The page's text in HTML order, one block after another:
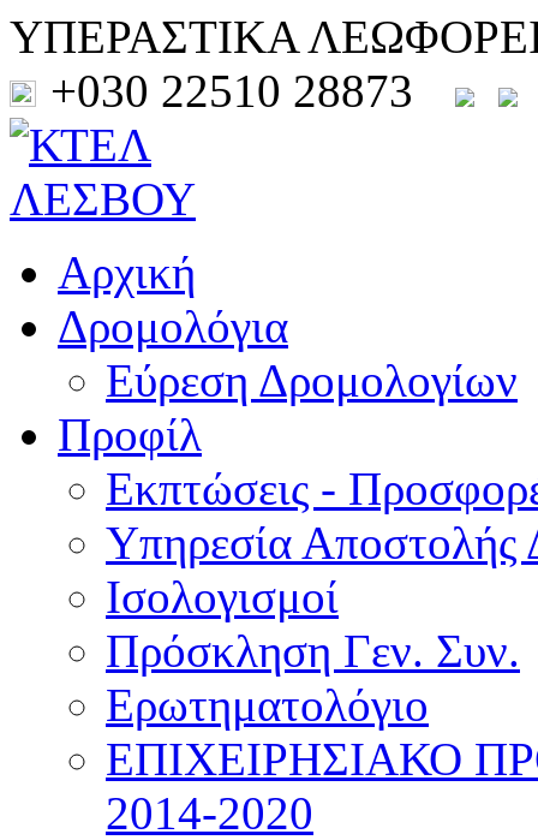
ΥΠΕΡΑΣΤΙΚΑ
+030 22510 28873
Αρχική
Δρομολόγια
Εύρεση Δρομολογίων
Προφίλ
Εκπτώσεις -
Υπηρεσία Αποστολής
Ισολογισμοί
Πρόσκληση Γεν. Συν.
Ερωτηματολόγιο
ΕΠΙΧΕΙΡΗΣΙΑΚΟ
2014-2020